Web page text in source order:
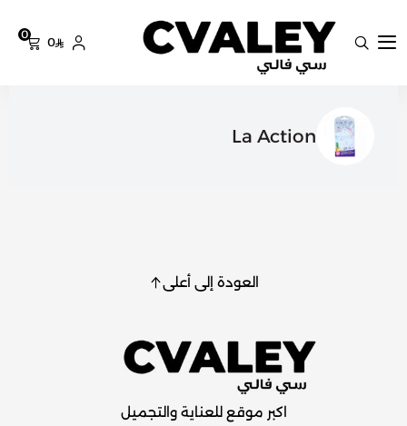
سي فالي
0
0
La Action
العودة إلى أعلى
اكبر موقع للعناية والتجميل